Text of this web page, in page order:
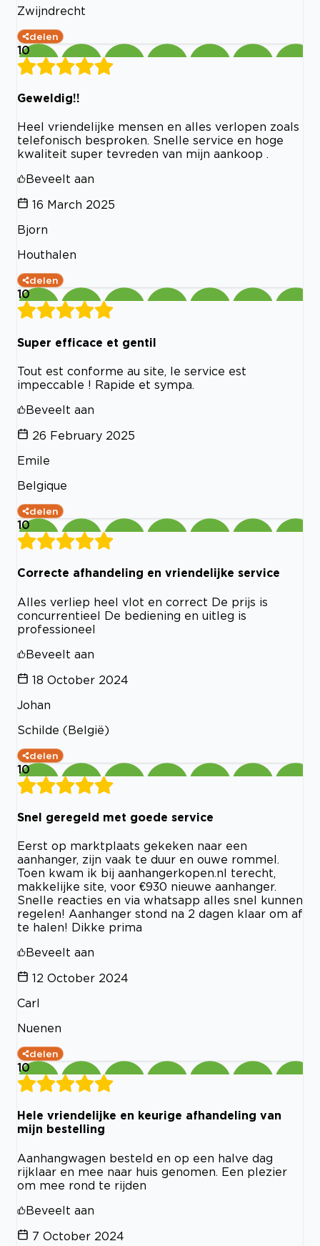
Zwijndrecht
delen
10
Geweldig!!
Heel vriendelijke mensen en alles verlopen zoals
telefonisch besproken. Snelle service en hoge
kwaliteit super tevreden van mijn aankoop .
Beveelt aan
16 March 2025
Bjorn
Houthalen
delen
10
Super efficace et gentil
Tout est conforme au site, le service est
impeccable ! Rapide et sympa.
Beveelt aan
26 February 2025
Emile
Belgique
delen
10
Correcte afhandeling en vriendelijke service
Alles verliep heel vlot en correct De prijs is
concurrentieel De bediening en uitleg is
professioneel
Beveelt aan
18 October 2024
Johan
Schilde (België)
delen
10
Snel geregeld met goede service
Eerst op marktplaats gekeken naar een
aanhanger, zijn vaak te duur en ouwe rommel.
Toen kwam ik bij aanhangerkopen.nl terecht,
makkelijke site, voor €930 nieuwe aanhanger.
Snelle reacties en via whatsapp alles snel kunnen
regelen! Aanhanger stond na 2 dagen klaar om af
te halen! Dikke prima
Beveelt aan
12 October 2024
Carl
Nuenen
delen
10
Hele vriendelijke en keurige afhandeling van
mijn bestelling
Aanhangwagen besteld en op een halve dag
rijklaar en mee naar huis genomen. Een plezier
om mee rond te rijden
Beveelt aan
7 October 2024